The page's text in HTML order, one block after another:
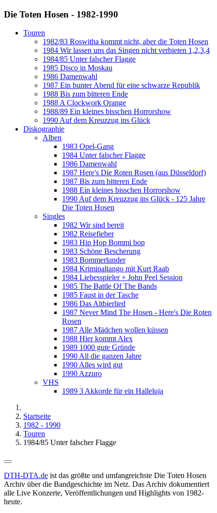
Die Toten Hosen - 1982-1990
Touren
1982/83 Roswitha kommt nicht, aber die Toten Hosen
1984 Wir lassen uns das Singen nicht verbieten 1,2,3,4
1984/85 Unter falscher Flagge
1985 Disco in Moskau
1986 Damenwahl
1987 Ein bunter Abend für eine schwarze Republik
1988 Bis zum bitteren Ende
1988 A Clockwork Orange
1988/89 Ein kleines bisschen Horrorshow
1990 Auf dem Kreuzzug ins Glück
Diskographie
Alben
1983 Opel-Gang
1984 Unter falscher Flagge
1986 Damenwahl
1987 Here's Die Roten Rosen (aus Düsseldorf)
1987 Bis zum bitteren Ende
1988 Ein kleines bisschen Horrorshow
1990 Auf dem Kreuzzug ins Glück - 125 Jahre
Die Toten Hosen
Singles
1982 Wir sind bereit
1982 Reisefieber
1983 Hip Hop Bommi bop
1983 Schöne Bescherung
1983 Bommerlunder
1984 Kriminaltango mit Kurt Raab
1984 Liebesspieler + John Peel Session
1985 The Battle Of The Bands
1985 Faust in der Tasche
1986 Das Altbierlied
1987 Never Mind The Hosen - Here's Die Roten
Rosen
1987 Alle Mädchen wollen küssen
1988 Hier kommt Alex
1989 1000 gute Gründe
1990 All die ganzen Jahre
1990 Alles wird gut
1990 Azzuro
VHS
1989 3 Akkorde für ein Halleluja
Startseite
1982 - 1990
Touren
1984/85 Unter falscher Flagge
DTH-DTA.de ist das größte und umfangreichste Die Toten Hosen
Archiv über die Bandgeschichte im Netz. Das Archiv dokumentiert
alle Live Konzerte, Veröffentlichungen und Highlights von 1982-
heute.